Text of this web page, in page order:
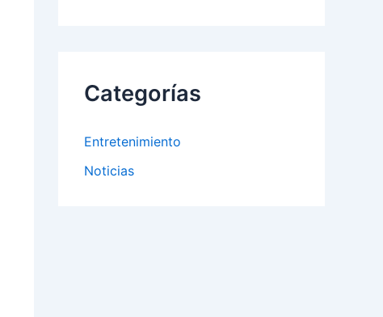
Categorías
Entretenimiento
Noticias